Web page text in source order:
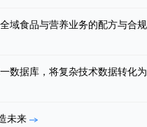
域食品与营养业务的配方与合规
数据库，将复杂技术数据转化为
未来